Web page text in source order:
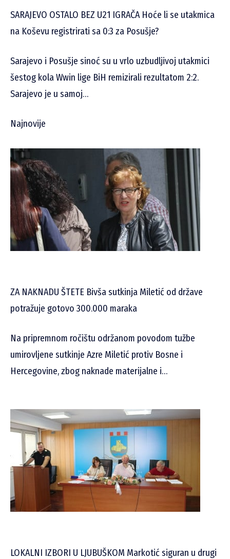
SARAJEVO OSTALO BEZ U21 IGRAČA Hoće li se utakmica
na Koševu registrirati sa 0:3 za Posušje?
Sarajevo i Posušje sinoć su u vrlo uzbudljivoj utakmici
šestog kola Wwin lige BiH remizirali rezultatom 2:2.
Sarajevo je u samoj…
Najnovije
ZA NAKNADU ŠTETE Bivša sutkinja Miletić od države
potražuje gotovo 300.000 maraka
Na pripremnom ročištu održanom povodom tužbe
umirovljene sutkinje Azre Miletić protiv Bosne i
Hercegovine, zbog naknade materijalne i…
LOKALNI IZBORI U LJUBUŠKOM Markotić siguran u drugi